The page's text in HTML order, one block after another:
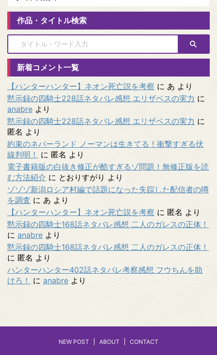
作品・タイトル検索
新着コメント一覧
【ハンターハンター】ネオン死亡説を考察 に あ より
黙示録の四騎士228話ネタバレ感想 エリザベスの実力 に
anabre より
黙示録の四騎士228話ネタバレ感想 エリザベスの実力 に
匿名 より
約束のネバーランド ノーマンは生きてる！衝撃すぎる伏
線判明！
に 匿名 より
電子書籍版の白抜き修正が酷すぎるゾ問題！無修正版を読
む方法紹介 に とおりすがり より
ゾゾゾ新潟ロシア村編で話題になった失踪した配信者の噂
を調査 に あ より
【ハンターハンター】ネオン死亡説を考察 に 匿名 より
黙示録の四騎士168話ネタバレ感想 二人のガレスの正体！
に anabre より
黙示録の四騎士168話ネタバレ感想 二人のガレスの正体！
に 匿名 より
ハンターハンター402話ネタバレ考察感想 フウちんを助
けろ！
に anabre より
NEW POST ABOUT CONTACT